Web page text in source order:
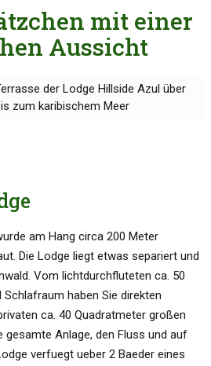
mit einer
Aussicht
der Lodge Hillside Azul über
zum karibischem Meer
am Hang circa 200 Meter
Die Lodge liegt etwas separiert und
Vom lichtdurchfluteten ca. 50
haben Sie direkten
ca. 40 Quadratmeter großen
gesamte Anlage, den Fluss und auf
verfuegt ueber 2 Baeder eines